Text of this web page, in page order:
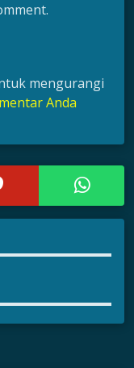
mengurangi
Anda